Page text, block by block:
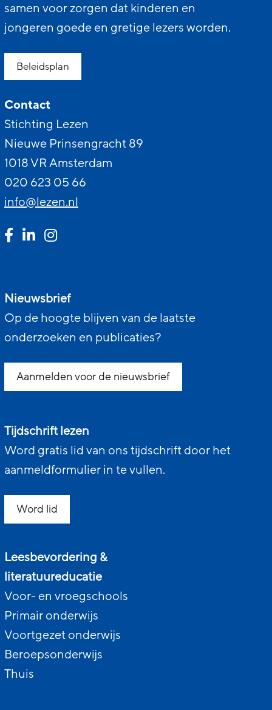
samen voor zorgen dat kinderen en
jongeren goede en gretige lezers worden.
Beleidsplan
Contact
Stichting Lezen
Nieuwe Prinsengracht 89
1018 VR Amsterdam
020 623 05 66
info@lezen.nl
Nieuwsbrief
Op de hoogte blijven van de laatste
onderzoeken en publicaties?
Aanmelden voor de nieuwsbrief
Tijdschrift lezen
Word gratis lid van ons tijdschrift door het
aanmeldformulier in te vullen.
Word lid
Leesbevordering &
literatuureducatie
Voor- en vroegschools
Primair onderwijs
Voortgezet onderwijs
Beroepsonderwijs
Thuis